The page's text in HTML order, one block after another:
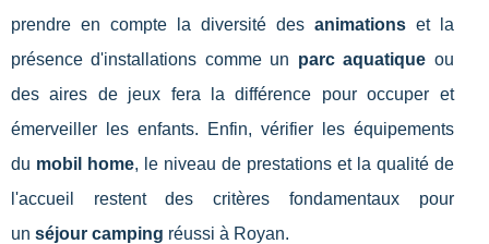
prendre en compte la diversité des animationset la
présence d'installations comme un parc aquatique ou
des aires de jeux fera la différence pour occuper et
émerveiller les enfants. Enfin, vérifier les équipements
du mobil home, le niveau de prestations et la qualité de
l'accueil restent des critères fondamentaux pour
un séjour camping réussi à Royan.